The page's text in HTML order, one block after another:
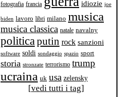
fotografia francia idiozie joe
biden lavoro libri milano musica
musica classica natale navalny
politicaputin rock sanzioni
software soldi sondaggio spazio sport
storia stronzate terrorismo trump
ucraina uk usa zelensky
[vedi tutti i tag]